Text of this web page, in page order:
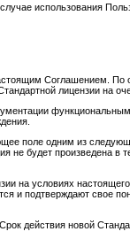
использования
Соглашением. По
лицензии на
поле одним из
не будет произведена
на условиях
и подтверждают свое
действия новой